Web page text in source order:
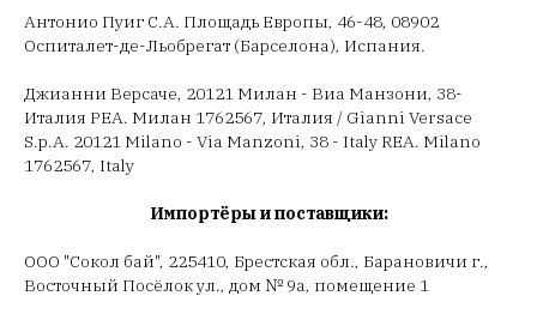
Антонио Пуиг С.А. Площадь Европы, 46-48, 08902
Оспиталет-де-Льобрегат (Барселона), Испания.
Джианни Версаче, 20121 Милан - Виа Манзони, 38-
Италия РЕА. Милан 1762567, Италия / Gianni Versace
S.p.A. 20121 Milano - Via Manzoni, 38 - Italy REA. Milano
1762567, Italy
Импортёры и поставщики:
ООО "Сокол бай", 225410, Брестская обл., Барановичи г.,
Восточный Посёлок ул., дом № 9а, помещение 1